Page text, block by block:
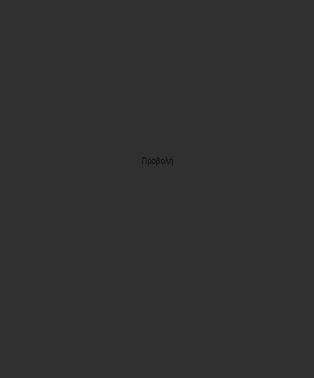
Προβολή